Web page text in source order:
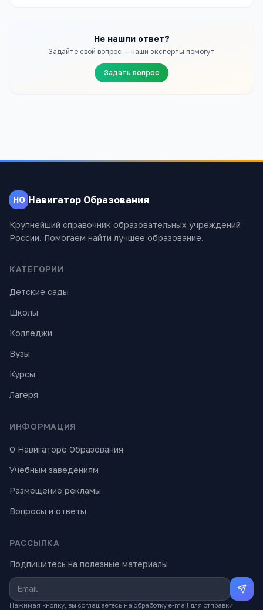
Не нашли ответ?
Задайте свой вопрос — наши эксперты помогут
Задать вопрос
НО Навигатор Образования
Крупнейший справочник образовательных учреждений
России. Помогаем найти лучшее образование.
КАТЕГОРИИ
Детские сады
Школы
Колледжи
Вузы
Курсы
Лагеря
ИНФОРМАЦИЯ
О Навигаторе Образования
Учебным заведениям
Размещение рекламы
Вопросы и ответы
РАССЫЛКА
Подпишитесь на полезные материалы
Нажимая кнопку, вы соглашаетесь на обработку e-mail для отправки